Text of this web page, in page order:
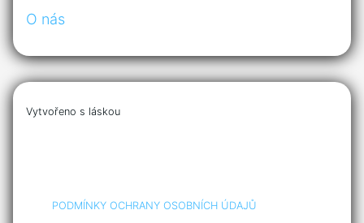
O nás
Vytvořeno s láskou
PODMÍNKY OCHRANY OSOBNÍCH ÚDAJŮ